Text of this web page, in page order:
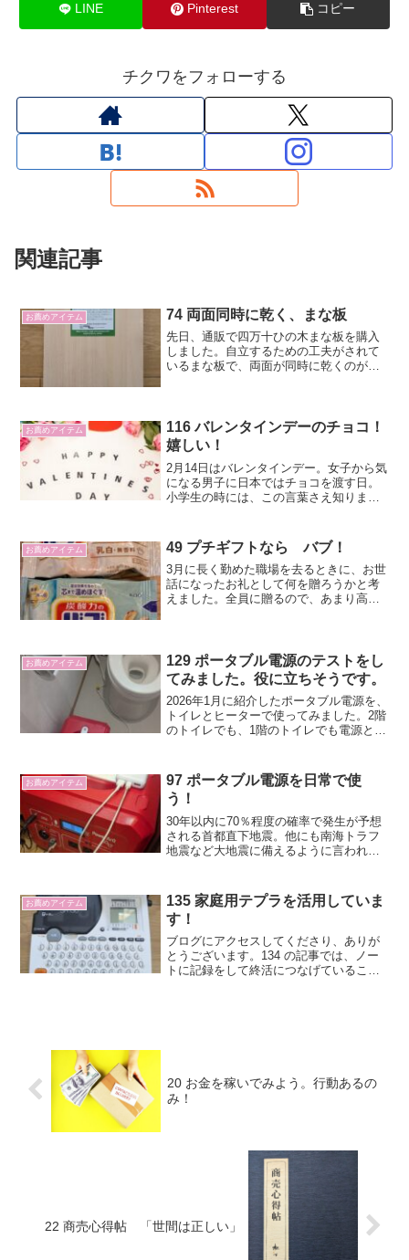
LINE Pinterest コピー
チクワをフォローする
関連記事
お薦めアイテム 74 両面同時に乾く、まな板
先日、通販で四万十ひの木まな板を購入
しました。自立するための工夫がされて
いるまな板で、両面が同時に乾くのが、
お薦めアイテム
116 バレンタインデーのチョコ！
嬉しい！
2月14日はバレンタインデー。女子から気
になる男子に日本ではチョコを渡す日。
小学生の時には、この言葉さえ知りませ
たことを思い出します。初めてもらった
のは中3年のとき。高校2年生からは今日
まで、妻からもらっています。
お薦めアイテム 49 プチギフトなら バブ！
3月に長く勤めた職場を去るときに、お世
話になったお礼として何を贈ろうかと考
えました。全員に贈るので、あまり高い
お薦めアイテム
129 ポータブル電源のテストをし
てみました。役に立ちそうです。
2026年1月に紹介したポータブル電源を、
トイレとヒーターで使ってみました。2階
のトイレでも、1階のトイレでも電源とし
がなくても水は流せました。
お薦めアイテム
97 ポータブル電源を日常で使
う！
30年以内に70％程度の確率で発生が予想
される首都直下地震。他にも南海トラフ
地震など大地震に備えるように言われて
お薦めアイテム
135 家庭用テプラを活用していま
す！
ブログにアクセスしてくださり、ありが
とうございます。134 の記事では、ノー
トに記録をして終活につなげていること
20 お金を稼いでみよう。行動あるの
み！
22 商売心得帖 「世間は正しい」